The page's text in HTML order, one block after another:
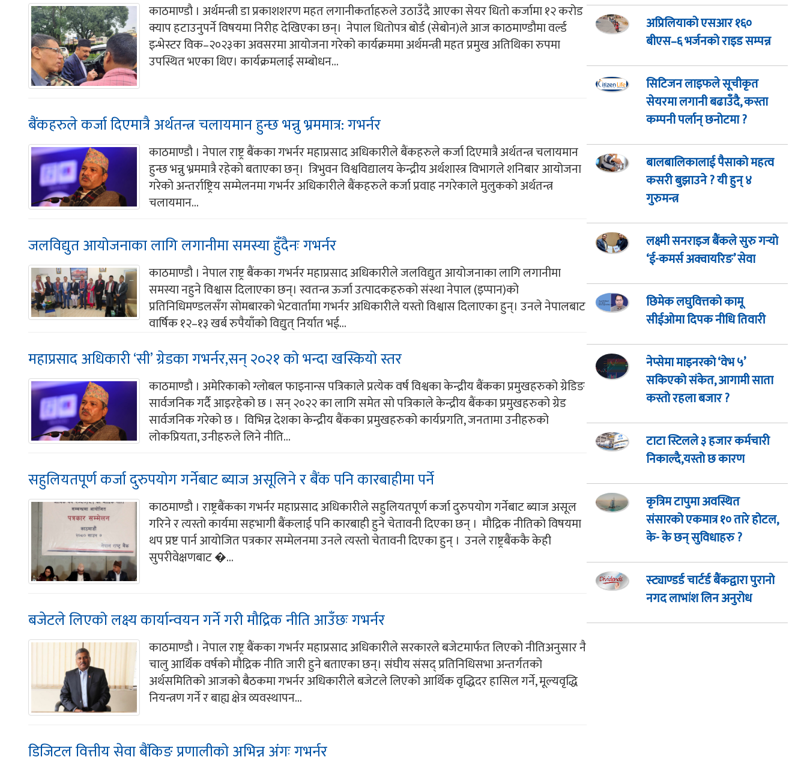
काठमाण्डौ । अर्थमन्त्री डा प्रकाशशरण महत लगानीकर्ताहरुले उठाउँदै आएका सेयर धितो कर्जामा १२ करोड
क्याप हटाउनुपर्ने विषयमा निरीह देखिएका छन्। नेपाल धितोपत्र बोर्ड (सेबोन)ले आज काठमाण्डौमा वर्ल्ड
इन्भेस्टर विक–२०२३का अवसरमा आयोजना गरेको कार्यक्रममा अर्थमन्त्री महत प्रमुख अतिथिका रुपमा
उपस्थित भएका थिए। कार्यक्रमलाई सम्बोधन...
बैंकहरुले कर्जा दिएमात्रै अर्थतन्त्र चलायमान हुन्छ भन्नु भ्रममात्र: गभर्नर
काठमाण्डौ । नेपाल राष्ट्र बैंकका गभर्नर महाप्रसाद अधिकारीले बैंकहरुले कर्जा दिएमात्रै अर्थतन्त्र चलायमान
हुन्छ भन्नु भ्रममात्रै रहेको बताएका छन्। त्रिभुवन विश्वविद्यालय केन्द्रीय अर्थशास्त्र विभागले शनिबार आयोजना
गरेको अन्तर्राष्ट्रिय सम्मेलनमा गभर्नर अधिकारीले बैंकहरुले कर्जा प्रवाह नगरेकाले मुलुकको अर्थतन्त्र
चलायमान...
जलविद्युत आयोजनाका लागि लगानीमा समस्या हुँदैनः गभर्नर
काठमाण्डौ । नेपाल राष्ट्र बैंकका गभर्नर महाप्रसाद अधिकारीले जलविद्युत आयोजनाका लागि लगानीमा
समस्या नहुने विश्वास दिलाएका छन्। स्वतन्त्र ऊर्जा उत्पादकहरुको संस्था नेपाल (इप्पान)को
प्रतिनिधिमण्डलसँग सोमबारको भेटवार्तामा गभर्नर अधिकारीले यस्तो विश्वास दिलाएका हुन्। उनले नेपालबाट
वार्षिक १२–१३ खर्ब रुपैयाँको विद्युत् निर्यात भई...
महाप्रसाद अधिकारी ‘सी’ ग्रेडका गभर्नर,सन् २०२१ को भन्दा खस्कियो स्तर
काठमाण्डौ । अमेरिकाको ग्लोबल फाइनान्स पत्रिकाले प्रत्येक वर्ष विश्वका केन्द्रीय बैंकका प्रमुखहरुको ग्रेडिङ
सार्वजनिक गर्दै आइरहेको छ । सन् २०२२ का लागि समेत सो पत्रिकाले केन्द्रीय बैंकका प्रमुखहरुको ग्रेड
सार्वजनिक गरेको छ । विभिन्न देशका केन्द्रीय बैंकका प्रमुखहरुको कार्यप्रगति, जनतामा उनीहरुको
लोकप्रियता, उनीहरुले लिने नीति...
सहुलियतपूर्ण कर्जा दुरुपयोग गर्नेबाट ब्याज असूलिने र बैंक पनि कारबाहीमा पर्ने
काठमाण्डौ । राष्ट्रबैंकका गभर्नर महाप्रसाद अधिकारीले सहुलियतपूर्ण कर्जा दुरुपयोग गर्नेबाट ब्याज असूल
गरिने र त्यस्तो कार्यमा सहभागी बैंकलाई पनि कारबाही हुने चेतावनी दिएका छन् । मौद्रिक नीतिको विषयमा
थप प्रष्ट पार्न आयोजित पत्रकार सम्मेलनमा उनले त्यस्तो चेतावनी दिएका हुन् । उनले राष्ट्रबैंककै केही
सुपरीवेक्षणबाट �...
बजेटले लिएको लक्ष्य कार्यान्वयन गर्ने गरी मौद्रिक नीति आउँछः गभर्नर
काठमाण्डौ । नेपाल राष्ट्र बैंकका गभर्नर महाप्रसाद अधिकारीले सरकारले बजेटमार्फत लिएको नीतिअनुसार नै
चालु आर्थिक वर्षको मौद्रिक नीति जारी हुने बताएका छन्। संघीय संसद् प्रतिनिधिसभा अन्तर्गतको
अर्थसमितिको आजको बैठकमा गभर्नर अधिकारीले बजेटले लिएको आर्थिक वृद्धिदर हासिल गर्ने, मूल्यवृद्धि
नियन्त्रण गर्ने र बाह्य क्षेत्र व्यवस्थापन...
डिजिटल वित्तीय सेवा बैंकिङ प्रणालीको अभिन्न अंगः गभर्नर
अप्रिलियाको एसआर १६०
बीएस–६ भर्जनको राइड सम्पन्न
सिटिजन लाइफले सूचीकृत
सेयरमा लगानी बढाउँदै, कस्ता
कम्पनी पर्लान् छनोटमा ?
बालबालिकालाई पैसाको महत्व
कसरी बुझाउने ? यी हुन् ४
गुरुमन्त्र
लक्ष्मी सनराइज बैंकले सुरु गर्‍यो
‘ई-कमर्स अक्वायरिङ’ सेवा
छिमेक लघुवित्तको कामू
सीईओमा दिपक नीधि तिवारी
नेप्सेमा माइनरको ‘वेभ ५’
सकिएको संकेत, आगामी साता
कस्तो रहला बजार ?
टाटा स्टिलले ३ हजार कर्मचारी
निकाल्दै,यस्तो छ कारण
कृत्रिम टापुमा अवस्थित
संसारको एकमात्र १० तारे होटल,
के- के छन् सुविधाहरु ?
स्ट्याण्डर्ड चार्टर्ड बैंकद्वारा पुरानो
नगद लाभांश लिन अनुरोध